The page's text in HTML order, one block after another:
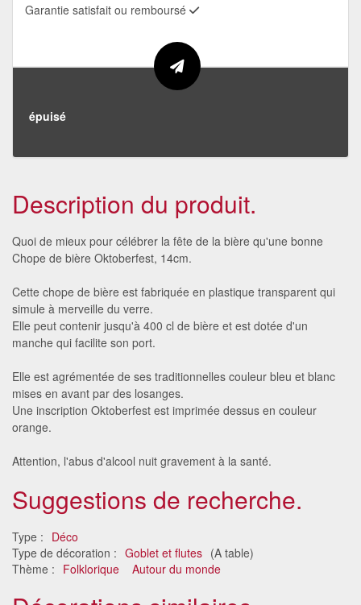
Garantie satisfait ou remboursé
épuisé
Description du produit.
Quoi de mieux pour célébrer la fête de la bière qu'une bonne
Chope de bière Oktoberfest, 14cm.
Cette chope de bière est fabriquée en plastique transparent qui
simule à merveille du verre.
Elle peut contenir jusqu'à 400 cl de bière et est dotée d'un
manche qui facilite son port.
Elle est agrémentée de ses traditionnelles couleur bleu et blanc
mises en avant par des losanges.
Une inscription Oktoberfest est imprimée dessus en couleur
orange.
Attention, l'abus d'alcool nuit gravement à la santé.
Suggestions de recherche.
Type : Déco
Type de décoration : Goblet et flutes (A table)
Thème : Folklorique Autour du monde